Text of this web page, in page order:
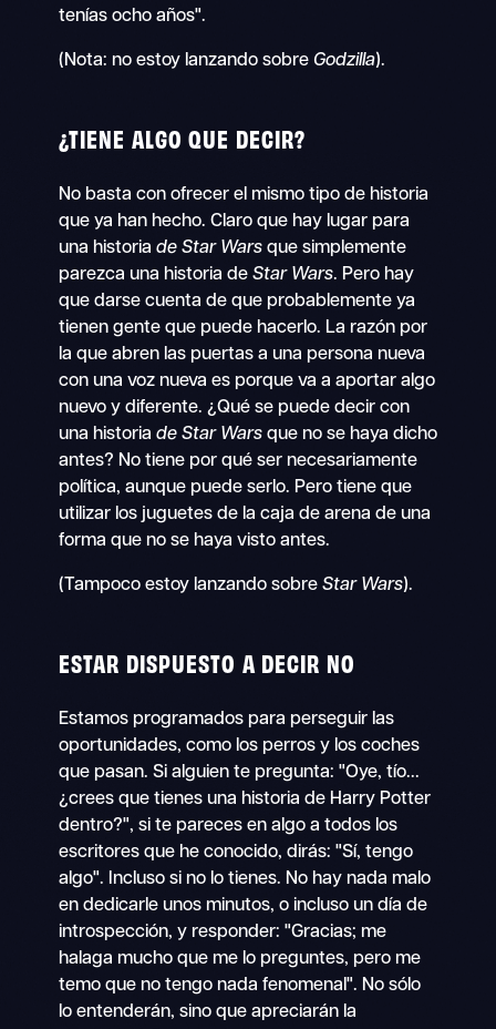
tenías ocho años".
(Nota: no estoy lanzando sobre Godzilla).
¿TIENE ALGO QUE DECIR?
No basta con ofrecer el mismo tipo de historia
que ya han hecho. Claro que hay lugar para
una historia de Star Warsque simplemente
parezca una historia de Star Wars. Pero hay
que darse cuenta de que probablemente ya
tienen gente que puede hacerlo. La razón por
la que abren las puertas a una persona nueva
con una voz nueva es porque va a aportar algo
nuevo y diferente. ¿Qué se puede decir con
una historia de Star Wars que no se haya dicho
antes? No tiene por qué ser necesariamente
política, aunque puede serlo. Pero tiene que
utilizar los juguetes de la caja de arena de una
forma que no se haya visto antes.
(Tampoco estoy lanzando sobre Star Wars).
ESTAR DISPUESTO A DECIR NO
Estamos programados para perseguir las
oportunidades, como los perros y los coches
que pasan. Si alguien te pregunta: "Oye, tío...
¿crees que tienes una historia de Harry Potter
dentro?", si te pareces en algo a todos los
escritores que he conocido, dirás: "Sí, tengo
algo". Incluso si no lo tienes. No hay nada malo
en dedicarle unos minutos, o incluso un día de
introspección, y responder: "Gracias; me
halaga mucho que me lo preguntes, pero me
temo que no tengo nada fenomenal". No sólo
lo entenderán, sino que apreciarán la